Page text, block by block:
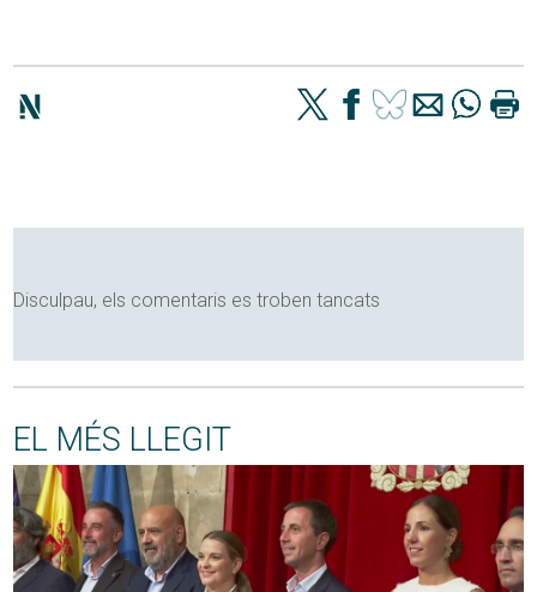
Disculpau, els comentaris es troben tancats
EL MÉS LLEGIT